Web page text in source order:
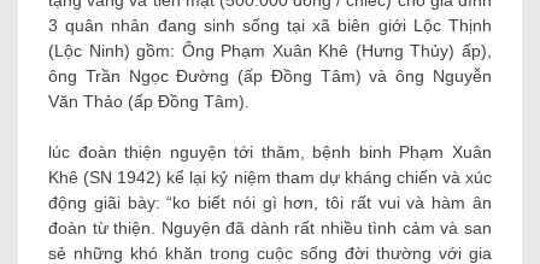
3 quân nhân đang sinh sống tại xã biên giới Lộc Thịnh
(Lộc Ninh) gồm: Ông Phạm Xuân Khê (Hưng Thủy) ấp),
ông Trần Ngọc Đường (ấp Đồng Tâm) và ông Nguyễn
Văn Thảo (ấp Đồng Tâm).
lúc đoàn thiện nguyện tới thăm, bệnh binh Phạm Xuân
Khê (SN 1942) kể lại kỷ niệm tham dự kháng chiến và xúc
động giãi bày: “ko biết nói gì hơn, tôi rất vui và hàm ân
đoàn từ thiện. Nguyện đã dành rất nhiều tình cảm và san
sẻ những khó khăn trong cuộc sống đời thường với gia